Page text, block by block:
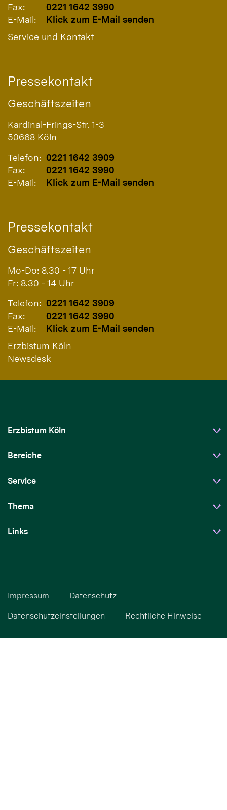
Fax:
0221 1642 3990
E-Mail:
Klick zum E-Mail senden
Service und Kontakt
Pressekontakt
Geschäftszeiten
Kardinal-Frings-Str. 1-3
50668 Köln
Telefon: 0221 1642 3909
Fax:
0221 1642 3990
E-Mail:
Klick zum E-Mail senden
Pressekontakt
Geschäftszeiten
Mo-Do: 8.30 - 17 Uhr
Fr: 8.30 - 14 Uhr
Telefon: 0221 1642 3909
Fax:
0221 1642 3990
E-Mail:
Klick zum E-Mail senden
Erzbistum Köln
Newsdesk
Erzbistum Köln
Bereiche
Service
Thema
Links
Impressum Datenschutz
Datenschutzeinstellungen Rechtliche Hinweise